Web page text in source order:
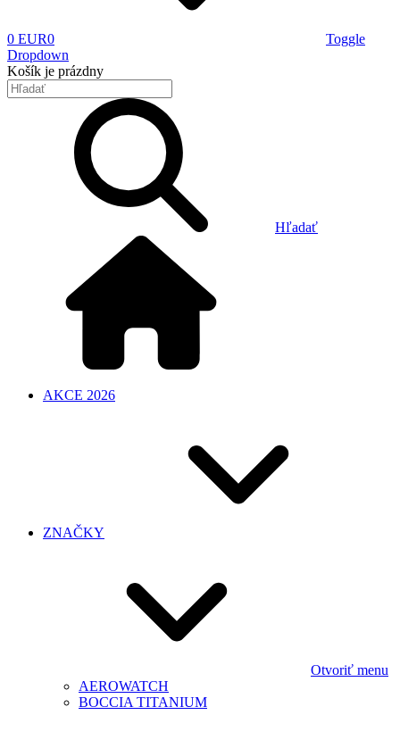
0 EUR0
Toggle
Dropdown
Košík je prázdny
Hľadať
AKCE 2026
ZNAČKY
Otvoriť menu
AEROWATCH
BOCCIA TITANIUM